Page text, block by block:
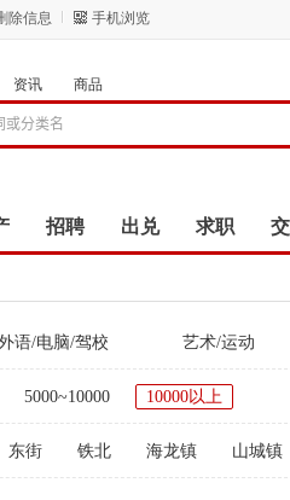
除信息 手机浏览
资讯 商品
招聘 出兑 求职
语/电脑/驾校 艺术/运动
5000~10000 10000以上
东街 铁北 海龙镇 山城镇